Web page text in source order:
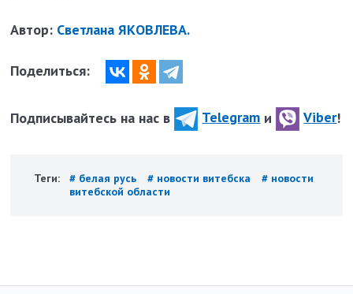
Автор: Светлана ЯКОВЛЕВА.
Поделиться:
Подписывайтесь на нас в Telegram и Viber!
Теги: # белая русь # новости витебска
# новости
витебской области